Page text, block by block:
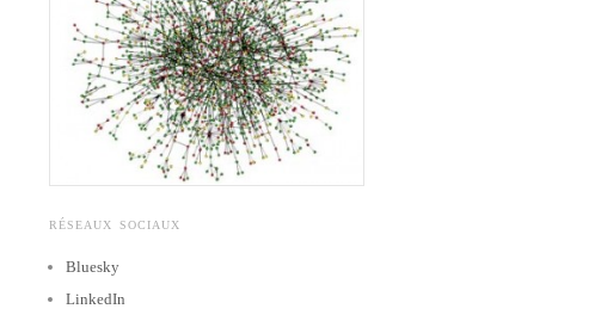
RÉSEAUX SOCIAUX
Bluesky
LinkedIn